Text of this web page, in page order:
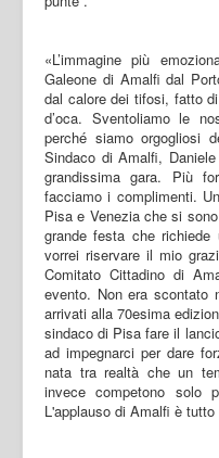
«L’immagine più
Galeone di Amalfi dal
dal calore dei tifosi, fatto
d’oca. Sventoliamo le
perché siamo orgogliosi
Sindaco di Amalfi,
grandissima gara. Più
facciamo i complimenti.
Pisa e Venezia che si
grande festa che richiede
vorrei riservare il mio
Comitato Cittadino di
evento. Non era scontato
arrivati alla 70esima
sindaco di Pisa fare il
ad impegnarci per dare
nata tra realtà che un
invece competono solo
L'applauso di Amalfi è